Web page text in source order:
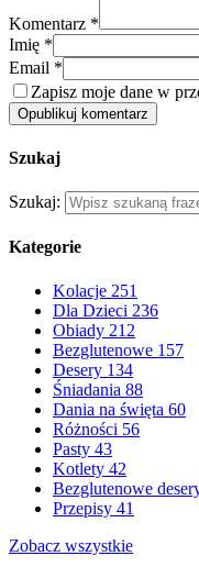
Komentarz *
Imię *
Email *
Zapisz moje dane w
Opublikuj komentarz
Szukaj
Szukaj:
Kategorie
Kolacje 251
Dla Dzieci 236
Obiady 212
Bezglutenowe 157
Desery 134
Śniadania 88
Dania na święta 60
Różności 56
Pasty 43
Kotlety 42
Bezglutenowe
Przepisy 41
Zobacz wszystkie